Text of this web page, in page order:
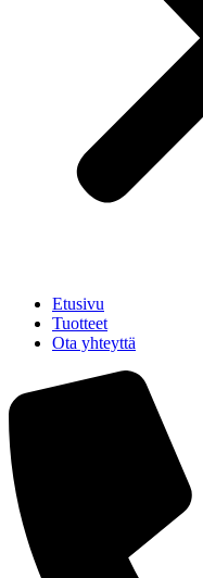
Etusivu
Tuotteet
Ota yhteyttä